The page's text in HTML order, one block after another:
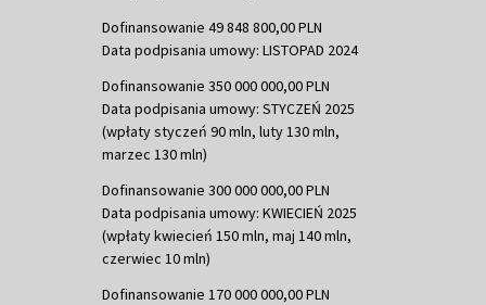
Dofinansowanie 49 848 800,00 PLN
Data podpisania umowy: LISTOPAD 2024
Dofinansowanie 350 000 000,00 PLN
Data podpisania umowy: STYCZEŃ 2025
(wpłaty styczeń 90 mln, luty 130 mln,
marzec 130 mln)
Dofinansowanie 300 000 000,00 PLN
Data podpisania umowy: KWIECIEŃ 2025
(wpłaty kwiecień 150 mln, maj 140 mln,
czerwiec 10 mln)
Dofinansowanie 170 000 000,00 PLN